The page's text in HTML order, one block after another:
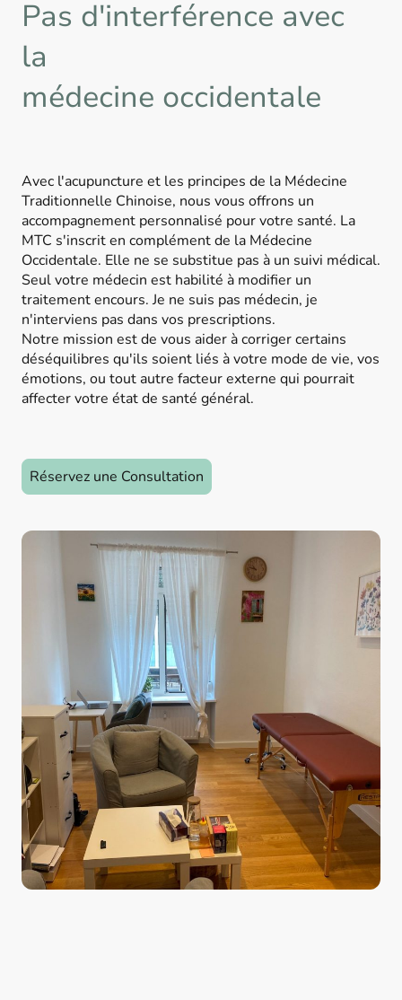
Pas d'interférence avec
la
médecine occidentale
Avec l'acupuncture et les principes de la Médecine
Traditionnelle Chinoise, nous vous offrons un
accompagnement personnalisé pour votre santé. La
MTC s'inscrit en complément de la Médecine
Occidentale. Elle ne se substitue pas à un suivi médical.
Seul votre médecin est habilité à modifier un
traitement encours. Je ne suis pas médecin, je
n'interviens pas dans vos prescriptions.
Notre mission est de vous aider à corriger certains
déséquilibres qu'ils soient liés à votre mode de vie, vos
émotions, ou tout autre facteur externe qui pourrait
affecter votre état de santé général.
Réservez une Consultation